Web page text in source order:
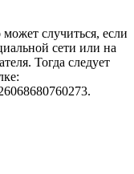
случиться, если
сети или на
Тогда следует